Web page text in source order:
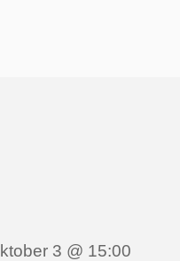
3 @ 15:00